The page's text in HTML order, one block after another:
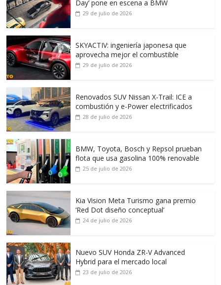
Day’ pone en escena a BMW
29 de julio de 2026
SKYACTIV: ingeniería japonesa que
aprovecha mejor el combustible
29 de julio de 2026
Renovados SUV Nissan X-Trail: ICE a
combustión y e-Power electrificados
28 de julio de 2026
BMW, Toyota, Bosch y Repsol prueban
flota que usa gasolina 100% renovable
25 de julio de 2026
Kia Vision Meta Turismo gana premio
‘Red Dot diseño conceptual’
24 de julio de 2026
Nuevo SUV Honda ZR-V Advanced
Hybrid para el mercado local
23 de julio de 2026